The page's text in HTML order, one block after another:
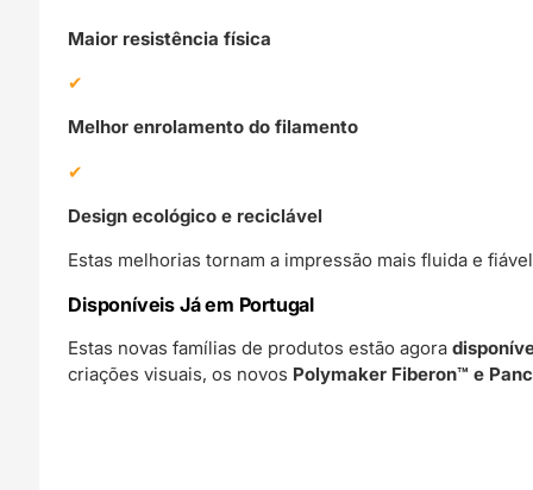
Maior resistência física
Melhor enrolamento do filamento
Design ecológico e reciclável
Estas melhorias tornam a impressão mais fluida e
Disponíveis Já em Portugal
Estas novas famílias de produtos estão agora
criações visuais, os novos Polymaker Fiberon™ e